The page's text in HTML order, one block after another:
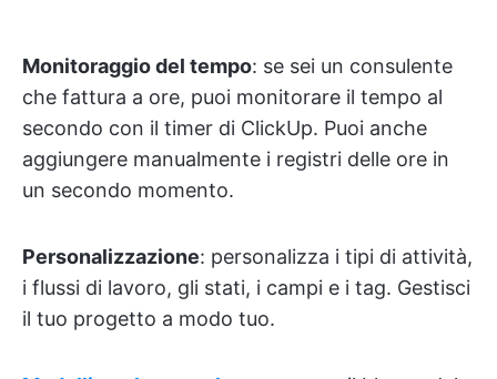
Monitoraggio del tempo: se sei un consulente
che fattura a ore, puoi monitorare il tempo al
secondo con il timer di ClickUp. Puoi anche
aggiungere manualmente i registri delle ore in
un secondo momento.
Personalizzazione: personalizza i tipi di attività,
i flussi di lavoro, gli stati, i campi e i tag. Gestisci
il tuo progetto a modo tuo.